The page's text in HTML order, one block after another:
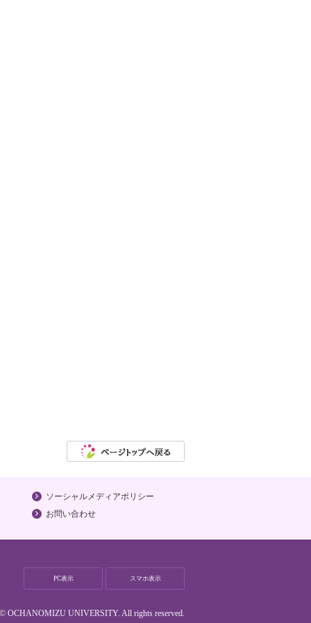
ソーシャルメディアポリシー
お問い合わせ
PC表示 スマホ表示
OCHANOMIZU UNIVERSITY. All rights reserved.